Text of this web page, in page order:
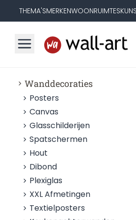
THEMA'SMERKENWOONRUIMTES
Wanddecoraties
Posters
Canvas
Glasschilderijen
Spatschermen
Hout
Dibond
Plexiglas
XXL Afmetingen
Textielposters